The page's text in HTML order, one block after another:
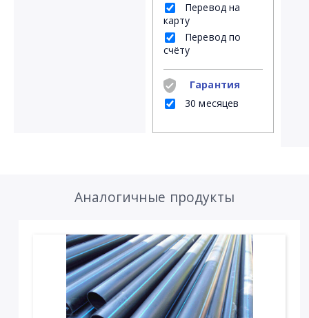
Перевод на
карту
Перевод по
счёту
Гарантия
30 месяцев
Аналогичные продукты